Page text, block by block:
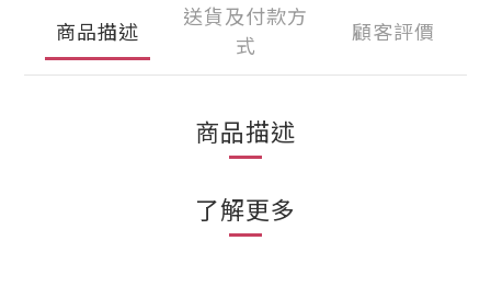
商品描述
送貨及付款方
式
顧客評價
商品描述
了解更多